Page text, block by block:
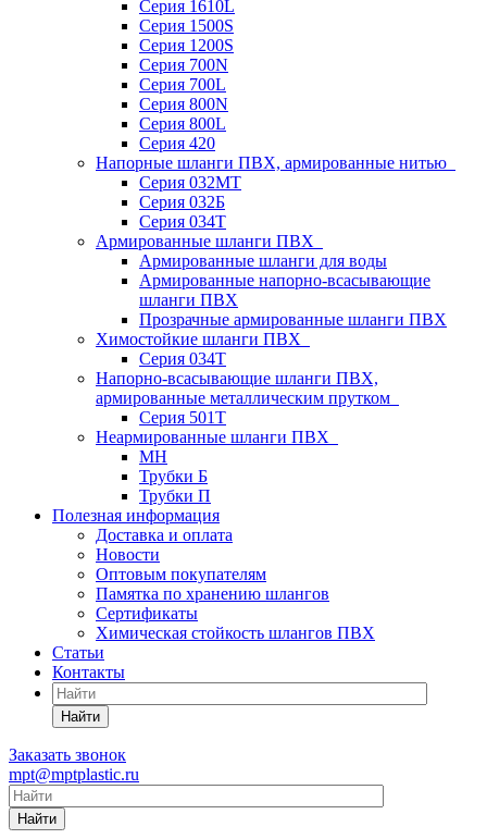
Серия 1610L
Серия 1500S
Серия 1200S
Серия 700N
Серия 700L
Серия 800N
Серия 800L
Серия 420
Напорные шланги ПВХ, армированные нитью
Серия 032МТ
Серия 032Б
Серия 034Т
Армированные шланги ПВХ
Армированные шланги для воды
Армированные напорно-всасывающие
шланги ПВХ
Прозрачные армированные шланги ПВХ
Химостойкие шланги ПВХ
Серия 034Т
Напорно-всасывающие шланги ПВХ,
армированные металлическим прутком
Серия 501T
Неармированные шланги ПВХ
МН
Трубки Б
Трубки П
Полезная информация
Доставка и оплата
Новости
Оптовым покупателям
Памятка по хранению шлангов
Сертификаты
Химическая стойкость шлангов ПВХ
Статьи
Контакты
Найти
Заказать звонок
mpt@mptplastic.ru
Найти